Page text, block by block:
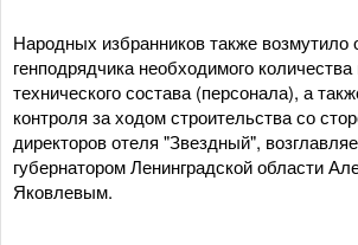
Народных избранников также возмутило
генподрядчика необходимого
технического состава (персонала), а
контроля за ходом строительства со
директоров отеля "Звездный",
губернатором Ленинградской области
Яковлевым.